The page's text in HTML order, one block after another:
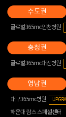
글로벌365mc인천병원
글로벌365mc대전병원
대구365mc병원
해운대 람스 스페셜센터